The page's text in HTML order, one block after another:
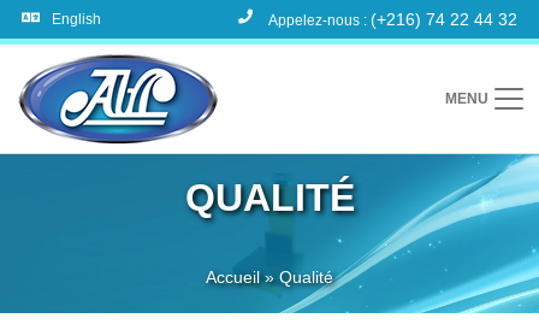
QUALITÉ
Accueil» Qualité
English Appelez-nous : (+216) 74 22 44 32
MENU